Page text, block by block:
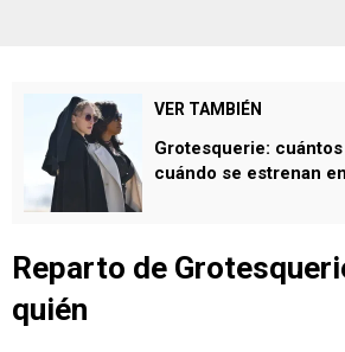
VER TAMBIÉN
Grotesquerie:
cuándo se estrenan
Reparto de
quién